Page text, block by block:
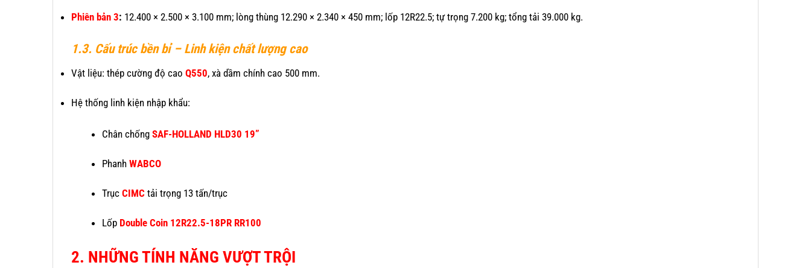
Phiên bản 3: 12.400 × 2.500 × 3.100 mm; lòng thùng 12.290 × 2.340 × 450 mm; lốp 12R22.5; tự trọng 7.200 kg; tổng tải 39.000 kg.
1.3. Cấu trúc bền bỉ – Linh kiện chất lượng cao
Vật liệu: thép cường độ cao Q550, xà dầm chính cao 500 mm.
Hệ thống linh kiện nhập khẩu:
Chân chống SAF-HOLLAND HLD30 19”
Phanh WABCO
Trục CIMC tải trọng 13 tấn/trục
Lốp Double Coin 12R22.5-18PR RR100
2. NHỮNG TÍNH NĂNG VƯỢT TRỘI